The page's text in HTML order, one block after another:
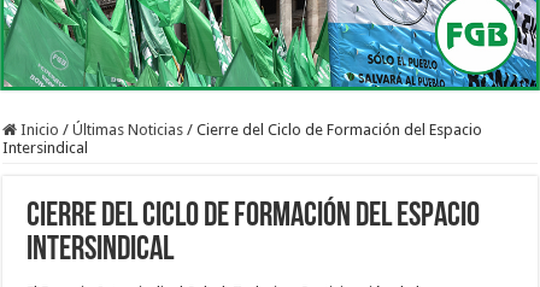
Inicio / Últimas Noticias / Cierre del Ciclo de Formación del Espacio
Intersindical
Cierre del Ciclo de Formación del Espacio
Intersindical